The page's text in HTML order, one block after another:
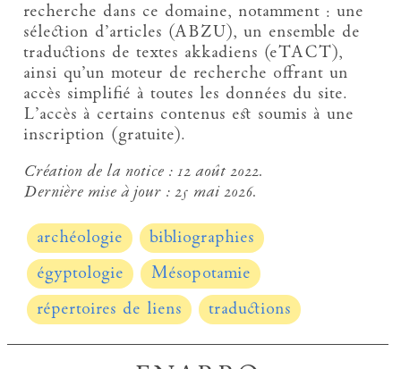
recherche dans ce domaine, notamment : une
sélection d’articles (ABZU), un ensemble de
traductions de textes akkadiens (eTACT),
ainsi qu’un moteur de recherche offrant un
accès simplifié à toutes les données du site.
L’accès à certains contenus est soumis à une
inscription (gratuite).
Création de la notice :12 août 2022.
Dernière mise à jour :25 mai 2026.
archéologie
bibliographies
égyptologie
Mésopotamie
répertoires de liens
traductions